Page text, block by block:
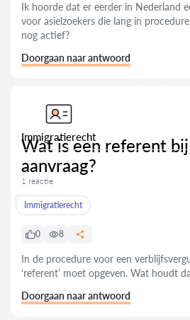
Ik hoorde dat er eerder in Nederland
voor asielzoekers die lang in
nog actief?
Doorgaan naar antwoord
Immigratierecht
Wat is een referent
aanvraag?
1 reactie
Immigratierecht
0 8
In de procedure voor een
‘referent’ moet opgeven. Wat houdt
Doorgaan naar antwoord